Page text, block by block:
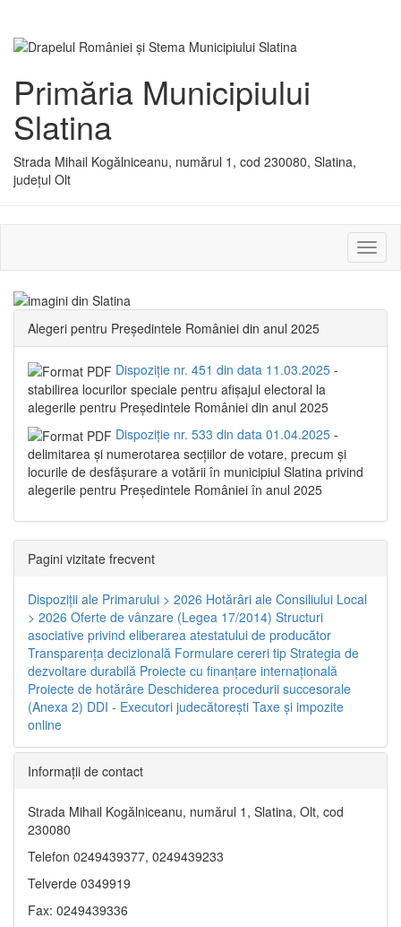
Primăria Municipiului
Slatina
Strada Mihail Kogălniceanu, numărul 1, cod 230080, Slatina,
județul Olt
sau
Alegeri pentru Președintele României din anul 2025
Dispoziție nr. 451 din data 11.03.2025 -
stabilirea locurilor speciale pentru afișajul electoral la
alegerile pentru Președintele României din anul 2025
Dispoziție nr. 533 din data 01.04.2025 -
delimitarea şi numerotarea secţiilor de votare, precum şi
locurile de desfăşurare a votării în municipiul Slatina privind
alegerile pentru Preşedintele României în anul 2025
Pagini vizitate frecvent
Dispoziţii ale Primarului > 2026 Hotărâri ale Consiliului Local
> 2026 Oferte de vânzare (Legea 17/2014) Structuri
asociative privind eliberarea atestatului de producător
Transparenţa decizională Formulare cereri tip Strategia de
dezvoltare durabilă Proiecte cu finanţare internaţională
Proiecte de hotărâre Deschiderea procedurii succesorale
(Anexa 2) DDI - Executori judecătorești Taxe şi impozite
online
Informaţii de contact
Strada Mihail Kogălniceanu, numărul 1, Slatina, Olt, cod
230080
Telefon 0249439377, 0249439233
Telverde 0349919
Fax: 0249439336